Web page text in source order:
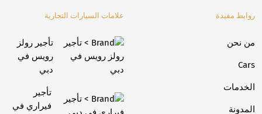
روابط مفيدة
من نحن
Cars
الخدمات
المدونة
علامات السيارات التجارية
تأجير رولز
رويس في
دبي
تأجير
فيراري في